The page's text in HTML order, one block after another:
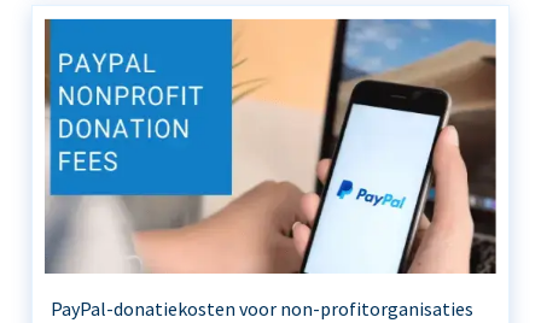
PayPal-donatiekosten voor non-profitorganisaties